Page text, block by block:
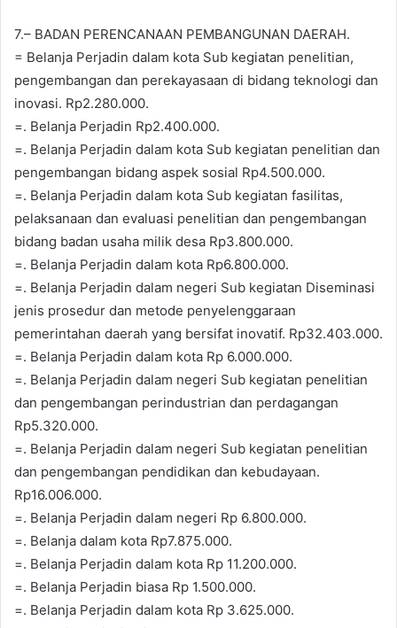
7.– BADAN PERENCANAAN PEMBANGUNAN DAERAH.
= Belanja Perjadin dalam kota Sub kegiatan penelitian,
pengembangan dan perekayasaan di bidang teknologi dan
inovasi. Rp2.280.000.
=. Belanja Perjadin Rp2.400.000.
=. Belanja Perjadin dalam kota Sub kegiatan penelitian dan
pengembangan bidang aspek sosial Rp4.500.000.
=. Belanja Perjadin dalam kota Sub kegiatan fasilitas,
pelaksanaan dan evaluasi penelitian dan pengembangan
bidang badan usaha milik desa Rp3.800.000.
=. Belanja Perjadin dalam kota Rp6.800.000.
=. Belanja Perjadin dalam negeri Sub kegiatan Diseminasi
jenis prosedur dan metode penyelenggaraan
pemerintahan daerah yang bersifat inovatif. Rp32.403.000.
=. Belanja Perjadin dalam kota Rp 6.000.000.
=. Belanja Perjadin dalam negeri Sub kegiatan penelitian
dan pengembangan perindustrian dan perdagangan
Rp5.320.000.
=. Belanja Perjadin dalam negeri Sub kegiatan penelitian
dan pengembangan pendidikan dan kebudayaan.
Rp16.006.000.
=. Belanja Perjadin dalam negeri Rp 6.800.000.
=. Belanja dalam kota Rp7.875.000.
=. Belanja Perjadin dalam kota Rp 11.200.000.
=. Belanja Perjadin biasa Rp 1.500.000.
=. Belanja Perjadin dalam kota Rp 3.625.000.